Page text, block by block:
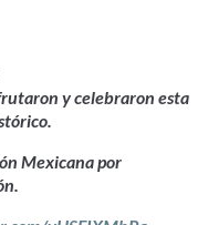
y celebraron esta
Mexicana por